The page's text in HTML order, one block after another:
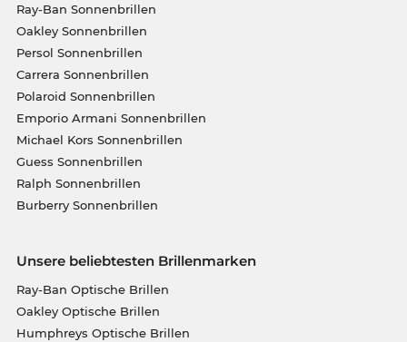
Ray-Ban Sonnenbrillen
Oakley Sonnenbrillen
Persol Sonnenbrillen
Carrera Sonnenbrillen
Polaroid Sonnenbrillen
Emporio Armani Sonnenbrillen
Michael Kors Sonnenbrillen
Guess Sonnenbrillen
Ralph Sonnenbrillen
Burberry Sonnenbrillen
Unsere beliebtesten Brillenmarken
Ray-Ban Optische Brillen
Oakley Optische Brillen
Humphreys Optische Brillen